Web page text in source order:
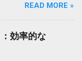
方と、今日からす
す。特別な食材を
要はありません。
い食事環境を整え
と、理想のボディ
、それぞれの選択
質改善を目指す具
れるエクササイズ
すパーソナルトレー
READ MORE »
効率的な